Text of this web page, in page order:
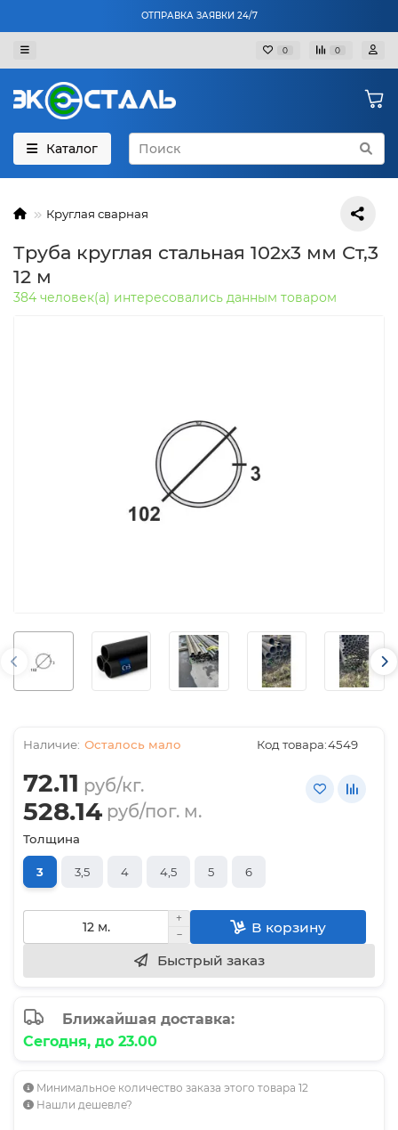
ОТПРАВКА ЗАЯВКИ 24/7
0 0
Каталог
Круглая сварная
Труба круглая стальная 102х3 мм Ст,3
12 м
384 человек(а) интересовались данным товаром
Осталось мало Код товара:4549
72.11 руб/кг.
528.14 руб/пог. м.
Толщина
3 3,5 4 4,5 5 6
В корзину
Быстрый заказ
Ближайшая доставка:
Сегодня, до 23.00
Минимальное количество заказа этого товара 12
Нашли дешевле?